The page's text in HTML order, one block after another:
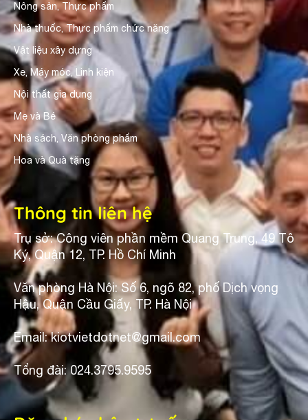
Nông sản, Thực phẩm
Nhà thuốc, Thực phẩm chức năng
Vật liệu xây dựng
Xe, Máy móc, Linh kiện
Nội thất gia dụng
Mẹ và Bé
Nhà sách, Văn phòng phẩm
Hoa và Quà tặng
Thông tin liên hệ
Trụ sở: Công viên phần mềm Quang Trung, 49 Tô
Ký, Quận 12, TP. Hồ Chí Minh
Văn phòng Hà Nội: Số 6, ngõ 82, phố Dịch vọng
Hậu, Quận Cầu Giấy, TP. Hà Nội
Email: kiotvietdotnet@gmail.com
Tổng đài: 024.3795.9595